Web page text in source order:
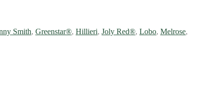
Smith, Greenstar®, Hillieri, Joly Red®, Lobo, Melrose,